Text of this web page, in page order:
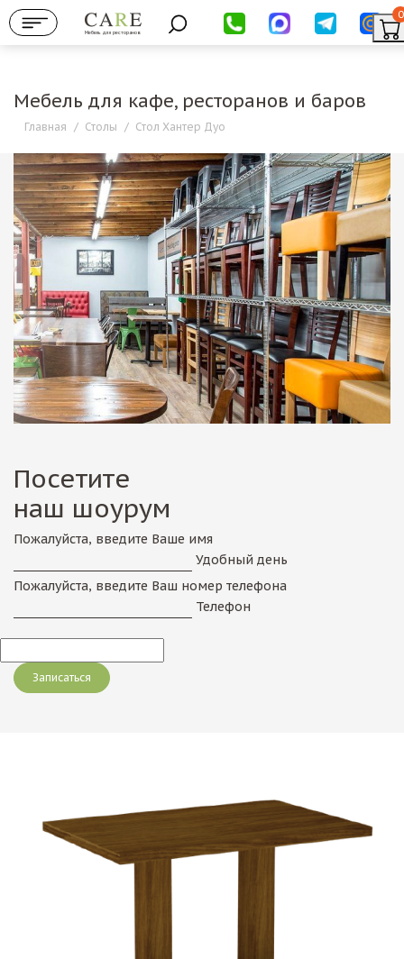
Мебель для ресторанов
0
Мебель для кафе, ресторанов и баров
Главная / Столы / Стол Хантер Дуо
Посетите
наш шоурум
Пожалуйста, введите Ваше имя
Удобный день
Пожалуйста, введите Ваш номер телефона
Телефон